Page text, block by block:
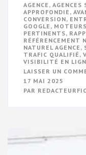
AGENCE , AGENCES
APPROFONDIE ,
CONVERSION,
GOOGLE ,
PERTINENTS,
RÉFÉRENCEMENT
NATUREL AGENCE ,
TRAFIC QUALIFIÉ ,
VISIBILITÉ EN
LAISSER UN
17 MAI 2025
PAR